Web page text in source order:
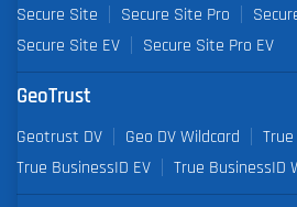
Secure Site Secure Site Pro
Secure Site EV
Secure Site Pro EV
GeoTrust
Geotrust DV Geo DV Wildcard
True
True BusinessID EV
True BusinessID